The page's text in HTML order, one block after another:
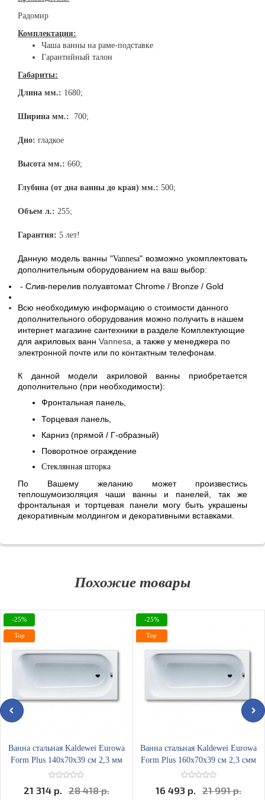
Радомир
Комплектация:
Чаша ванны на раме-подставке
Гарантийный талон
Габариты:
Длина мм.: 1680;
Ширина мм.: 700;
Дно: гладкое
Высота мм.: 660;
Глубина (от дна ванны до края) мм.: 500;
Объем л.: 255;
Гарантия: 5 лет!
Данную модель ванны "Vannesa" возможно укомплектовать
дополнительным оборудованием на ваш выбор:
- Слив-перелив полуавтомат Chrome / Bronze / Gold
Всю необходимую информацию о стоимости данного
дополнительного оборудования можно получить в нашем
интернет магазине сантехники в разделе Комплектующие
для акриловых ванн Vannesa , а также у менеджера по
электронной почте или по контактным телефонам.
К данной модели акриловой ванны приобретается
дополнительно (при необходимости):
Фронтальная панель,
Торцевая панель,
Карниз (прямой / Г-образный)
Поворотное ограждение
Стеклянная шторка
По Вашему желанию может произвестись
теплошумоизоляция чаши ванны и панелей, так же
фронтальная и тортцевая панели могу быть украшены
декоративным молдингом и декоративными вставками.
Похожие товары
Ванна стальная Kaldewei Eurowa
Form Plus 140х70x39 см 2,3 мм
21 314 р. 28 418 р.
-25%
Top
Ванна стальная Kaldewei Eurowa
Form Plus 160х70x39 см 2,3 смм
16 493 р. 21 991 р.
-25%
Top